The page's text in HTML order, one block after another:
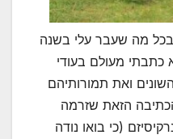
בכל מה שעבר עלי בשנה
מעולם בעודי
ואת תמורותיהם
הזאת שזרמה
(כי בואו נודה